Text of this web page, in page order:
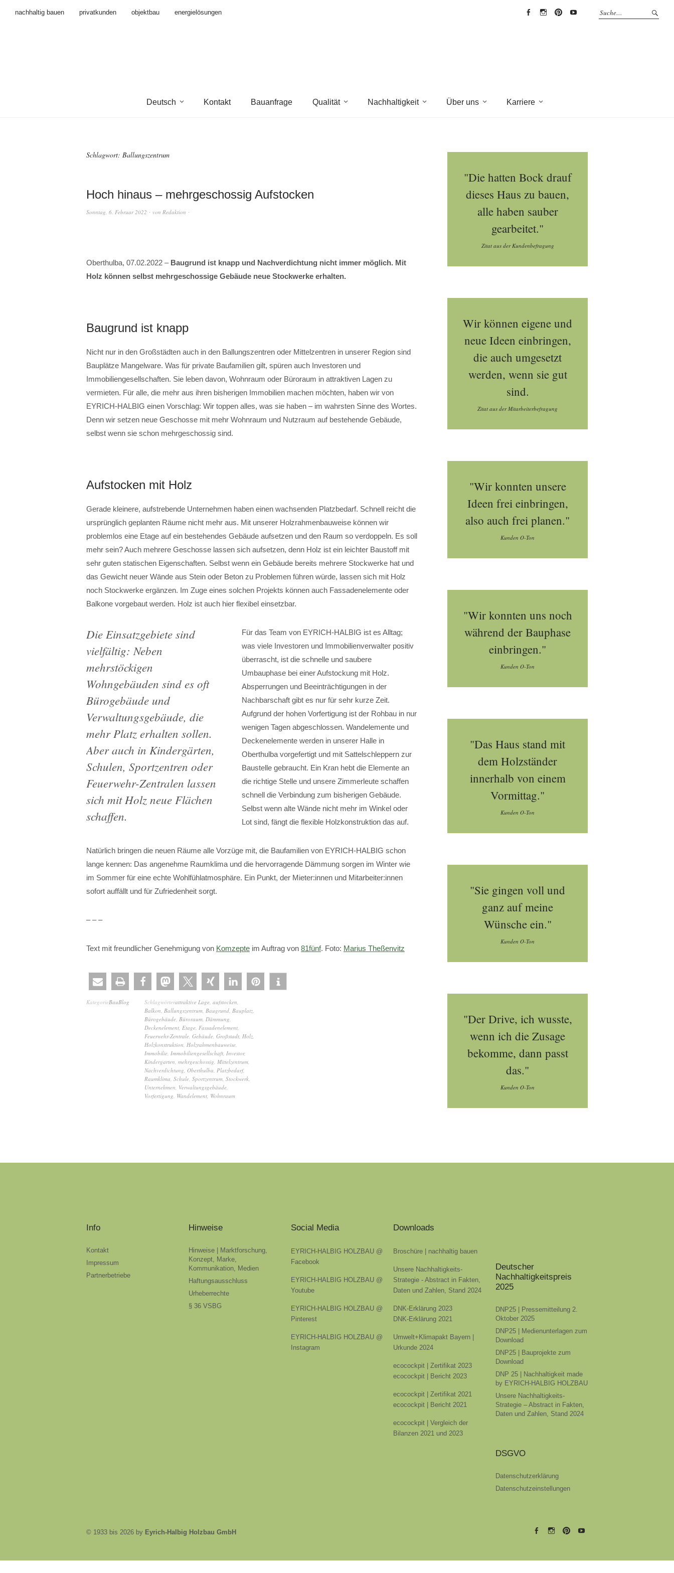
nachhaltig bauen privatkunden objektbau
energielösungen
Deutsch Kontakt Bauanfrage Qualität Nachhaltigkeit Über uns Karriere
Schlagwort: Ballungszentrum
Hoch hinaus – mehrgeschossig Aufstocken
Sonntag, 6. Februar 2022 von Redaktion
Oberthulba, 07.02.2022 – Baugrund ist knapp und Nachverdichtung nicht immer möglich. Mit
Holz können selbst mehrgeschossige Gebäude neue Stockwerke erhalten.
Baugrund ist knapp
Nicht nur in den Großstädten auch in den Ballungszentren oder Mittelzentren in unserer Region sind
Bauplätze Mangelware. Was für private Baufamilien gilt, spüren auch Investoren und
Immobiliengesellschaften. Sie leben davon, Wohnraum oder Büroraum in attraktiven Lagen zu
vermieten. Für alle, die mehr aus ihren bisherigen Immobilien machen möchten, haben wir von
EYRICH-HALBIG einen Vorschlag: Wir toppen alles, was sie haben – im wahrsten Sinne des Wortes.
Denn wir setzen neue Geschosse mit mehr Wohnraum und Nutzraum auf bestehende Gebäude,
selbst wenn sie schon mehrgeschossig sind.
Aufstocken mit Holz
Gerade kleinere, aufstrebende Unternehmen haben einen wachsenden Platzbedarf. Schnell reicht die
ursprünglich geplanten Räume nicht mehr aus. Mit unserer Holzrahmenbauweise können wir
problemlos eine Etage auf ein bestehendes Gebäude aufsetzen und den Raum so verdoppeln. Es soll
mehr sein? Auch mehrere Geschosse lassen sich aufsetzen, denn Holz ist ein leichter Baustoff mit
sehr guten statischen Eigenschaften. Selbst wenn ein Gebäude bereits mehrere Stockwerke hat und
das Gewicht neuer Wände aus Stein oder Beton zu Problemen führen würde, lassen sich mit Holz
noch Stockwerke ergänzen. Im Zuge eines solchen Projekts können auch Fassadenelemente oder
Balkone vorgebaut werden. Holz ist auch hier flexibel einsetzbar.
Die Einsatzgebiete sind
vielfältig: Neben
mehrstöckigen
Wohngebäuden sind es oft
Bürogebäude und
Verwaltungsgebäude, die
mehr Platz erhalten sollen.
Aber auch in Kindergärten,
Schulen, Sportzentren oder
Feuerwehr-Zentralen lassen
sich mit Holz neue Flächen
schaffen.
Für das Team von EYRICH-HALBIG ist es Alltag;
was viele Investoren und Immobilienverwalter positiv
überrascht, ist die schnelle und saubere
Umbauphase bei einer Aufstockung mit Holz.
Absperrungen und Beeinträchtigungen in der
Nachbarschaft gibt es nur für sehr kurze Zeit.
Aufgrund der hohen Vorfertigung ist der Rohbau in nur
wenigen Tagen abgeschlossen. Wandelemente und
Deckenelemente werden in unserer Halle in
Oberthulba vorgefertigt und mit Sattelschleppern zur
Baustelle gebraucht. Ein Kran hebt die Elemente an
die richtige Stelle und unsere Zimmerleute schaffen
schnell die Verbindung zum bisherigen Gebäude.
Selbst wenn alte Wände nicht mehr im Winkel oder
Lot sind, fängt die flexible Holzkonstruktion das auf.
Natürlich bringen die neuen Räume alle Vorzüge mit, die Baufamilien von EYRICH-HALBIG schon
lange kennen: Das angenehme Raumklima und die hervorragende Dämmung sorgen im Winter wie
im Sommer für eine echte Wohlfühlatmosphäre. Ein Punkt, der Mieter:innen und Mitarbeiter:innen
sofort auffällt und für Zufriedenheit sorgt.
– – –
Text mit freundlicher Genehmigung von Komzepte im Auftrag von 81fünf. Foto: Marius Theßenvitz
KategorieBauBlog Schlagwörterattraktive Lage aufstocken
Balkon Ballungszentrum Baugrund Bauplatz
Bürogebäude Büroraum Dämmung
Deckenelement Etage Fassadenelement
Feuerwehr-Zentrale Gebäude Großstadt Holz
Holzkonstruktion Holzrahmenbauweise
Immobilie Immobiliengesellschaft Investor,
Kindergarten mehrgeschossig Mittelzentrum
Nachverdichtung Oberthulba Platzbedarf,
Raumklima Schule Sportzentrum Stockwerk
Unternehmen Verwaltungsgebäude
Vorfertigung Wandelement Wohnraum
"Die hatten Bock drauf
dieses Haus zu bauen,
alle haben sauber
gearbeitet."
Zitat aus der Kundenbefragung
Wir können eigene und
neue Ideen einbringen,
die auch umgesetzt
werden, wenn sie gut
sind.
Zitat aus der Mitarbeiterbefragung
"Wir konnten unsere
Ideen frei einbringen,
also auch frei planen."
Kunden O-Ton
"Wir konnten uns noch
während der Bauphase
einbringen."
Kunden O-Ton
"Das Haus stand mit
dem Holzständer
innerhalb von einem
Vormittag."
Kunden O-Ton
"Sie gingen voll und
ganz auf meine
Wünsche ein."
Kunden O-Ton
"Der Drive, ich wusste,
wenn ich die Zusage
bekomme, dann passt
das."
Kunden O-Ton
Info
Kontakt
Impressum
Partnerbetriebe
Hinweise
Hinweise | Marktforschung,
Konzept, Marke,
Kommunikation, Medien
Haftungsausschluss
Urheberrechte
§ 36 VSBG
Social Media
EYRICH-HALBIG HOLZBAU @
Facebook
EYRICH-HALBIG HOLZBAU @
Youtube
EYRICH-HALBIG HOLZBAU @
Pinterest
EYRICH-HALBIG HOLZBAU @
Instagram
Downloads
Broschüre | nachhaltig bauen
Unsere Nachhaltigkeits-
Strategie - Abstract in Fakten,
Daten und Zahlen, Stand 2024
DNK-Erklärung 2023
DNK-Erklärung 2021
Umwelt+Klimapakt Bayern |
Urkunde 2024
ecocockpit | Zertifikat 2023
ecocockpit | Bericht 2023
ecocockpit | Zertifikat 2021
ecocockpit | Bericht 2021
ecocockpit | Vergleich der
Bilanzen 2021 und 2023
Deutscher
Nachhaltigkeitspreis
2025
DNP25 | Pressemitteilung 2.
Oktober 2025
DNP25 | Medienunterlagen zum
Download
DNP25 | Bauprojekte zum
Download
DNP 25 | Nachhaltigkeit made
by EYRICH-HALBIG HOLZBAU
Unsere Nachhaltigkeits-
Strategie – Abstract in Fakten,
Daten und Zahlen, Stand 2024
DSGVO
Datenschutzerklärung
Datenschutzeinstellungen
HOLZBAUHOLZBAUHOLZBAUHOLZBAU
© 1933 bis 2026 by Eyrich-Halbig Holzbau GmbH